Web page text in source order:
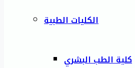
الكليات الطبية
كلية الطب البشري